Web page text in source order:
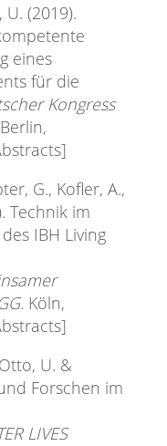
(2019).
eines
für die
Kongress
Berlin,
G., Kofler, A.,
Technik im
IBH Living
Köln,
U. &
Forschen im
LIVES